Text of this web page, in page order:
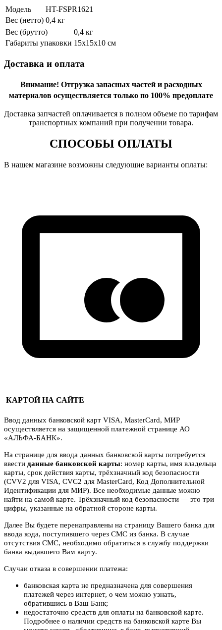
Модель
HT-FSPR1621
Вес (нетто) 0,4 кг
Вес (брутто)
0,4 кг
Габариты упаковки 15х15х10 см
Доставка и оплата
Внимание! Отгрузка запасных частей и расходных
материалов осуществляется только по 100% предоплате
Доставка запчастей оплачивается в полном объеме по тарифам
транспортных компаний при получении товара.
СПОСОБЫ ОПЛАТЫ
В нашем магазине возможны следующие варианты оплаты:
КАРТОЙ НА САЙТЕ
Ввод данных банковской карт VISA, MasterCard, МИР
осуществляется на защищенной платежной странице АО
«АЛЬФА-БАНК».
На странице для ввода данных банковской карты потребуется
ввести данные банковской карты: номер карты, имя владельца
карты, срок действия карты, трёхзначный код безопасности
(CVV2 для VISA, CVC2 для MasterCard, Код Дополнительной
Идентификации для МИР). Все необходимые данные можно
найти на самой карте. Трёхзначный код безопасности — это три
цифры, указанные на обратной стороне карты.
Далее Вы будете перенаправлены на страницу Вашего банка для
ввода кода, поступившего через СМС из банка. В случае
отсутствия СМС, необходимо обратиться в службу поддержки
банка выдавшего Вам карту.
Случаи отказа в совершении платежа:
банковская карта не предназначена для совершения
платежей через интернет, о чем можно узнать,
обратившись в Ваш Банк;
недостаточно средств для оплаты на банковской карте.
Подробнее о наличии средств на банковской карте Вы